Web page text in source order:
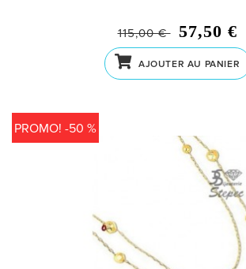
115,00 € 57,50 €
AJOUTER AU PANIER
PROMO! -50 %